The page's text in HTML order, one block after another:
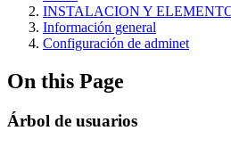
INSTALACION Y
Información general
Configuración de adminet
On this Page
Árbol de usuarios